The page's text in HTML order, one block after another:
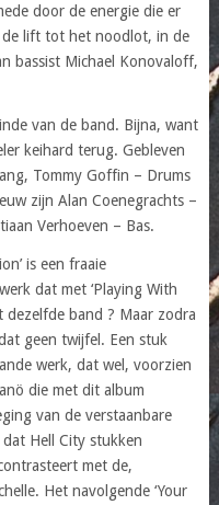
door de energie die er
de lift tot het noodlot, in de
bassist Michael Konovaloff,
van de band. Bijna, want
keihard terug. Gebleven
Tommy Goffin – Drums
zijn Alan Coenegrachts –
Verhoeven – Bas.
is een fraaie
dat met ‘Playing With
dezelfde band ? Maar zodra
geen twijfel. Een stuk
werk, dat wel, voorzien
die met dit album
van de verstaanbare
Hell City stukken
met de,
Het navolgende ‘Your